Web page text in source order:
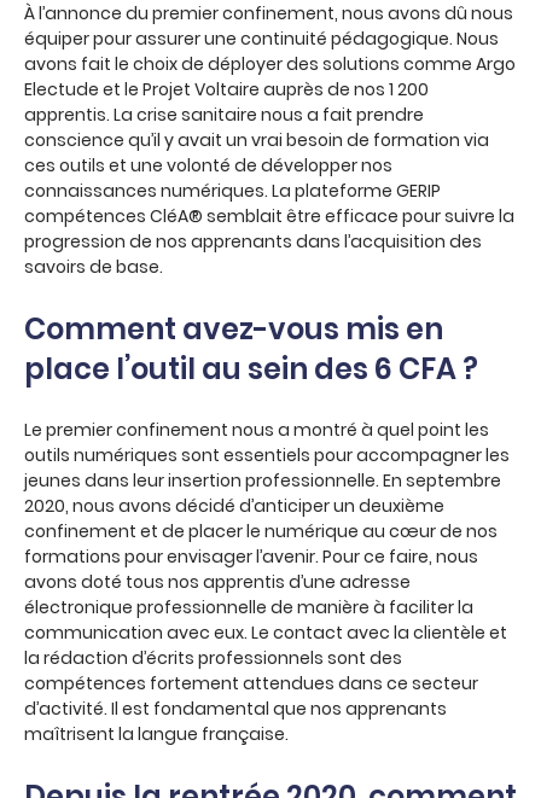
À l’annonce du premier confinement, nous avons dû nous
équiper pour assurer une continuité pédagogique. Nous
avons fait le choix de déployer des solutions comme Argo
Electude et le Projet Voltaire auprès de nos 1 200
apprentis. La crise sanitaire nous a fait prendre
conscience qu’il y avait un vrai besoin de formation via
ces outils et une volonté de développer nos
connaissances numériques. La plateforme GERIP
compétences CléA® semblait être efficace pour suivre la
progression de nos apprenants dans l’acquisition des
savoirs de base.
Comment avez-vous mis en
place l’outil au sein des 6 CFA ?
Le premier confinement nous a montré à quel point les
outils numériques sont essentiels pour accompagner les
jeunes dans leur insertion professionnelle. En septembre
2020, nous avons décidé d’anticiper un deuxième
confinement et de placer le numérique au cœur de nos
formations pour envisager l’avenir. Pour ce faire, nous
avons doté tous nos apprentis d’une adresse
électronique professionnelle de manière à faciliter la
communication avec eux. Le contact avec la clientèle et
la rédaction d’écrits professionnels sont des
compétences fortement attendues dans ce secteur
d’activité. Il est fondamental que nos apprenants
maîtrisent la langue française.